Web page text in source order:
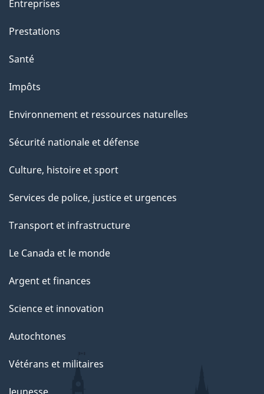
Entreprises
Prestations
Santé
Impôts
Environnement et ressources naturelles
Sécurité nationale et défense
Culture, histoire et sport
Services de police, justice et urgences
Transport et infrastructure
Le Canada et le monde
Argent et finances
Science et innovation
Autochtones
Vétérans et militaires